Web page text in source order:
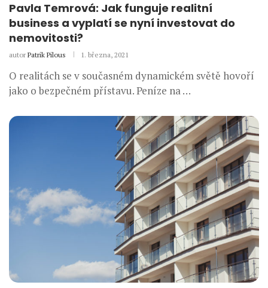
Pavla Temrová: Jak funguje realitní
business a vyplatí se nyní investovat do
nemovitosti?
autor Patrik Pilous 1. března, 2021
O realitách se v současném dynamickém světě hovoří
jako o bezpečném přístavu. Peníze na …